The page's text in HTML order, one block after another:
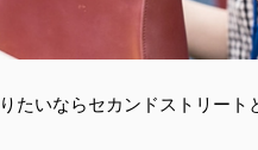
たいならセカンドストリート